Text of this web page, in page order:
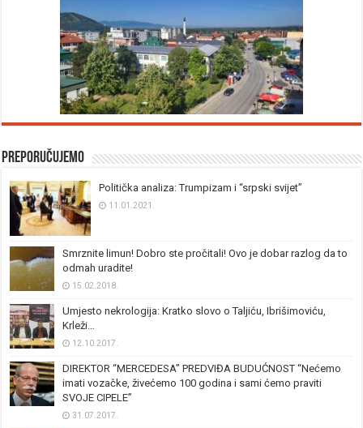
Preporučujemo
Politička analiza: Trumpizam i “srpski svijet”
11.01.2021.
Smrznite limun! Dobro ste pročitali! Ovo je dobar razlog da to
odmah uradite!
15.02.2018.
Umjesto nekrologija: Kratko slovo o Taljiću, Ibrišimoviću,
Krleži…
12.10.2017.
DIREKTOR “MERCEDESA” PREDVIĐA BUDUĆNOST “Nećemo
imati vozačke, živećemo 100 godina i sami ćemo praviti
SVOJE CIPELE”
31.07.2017.